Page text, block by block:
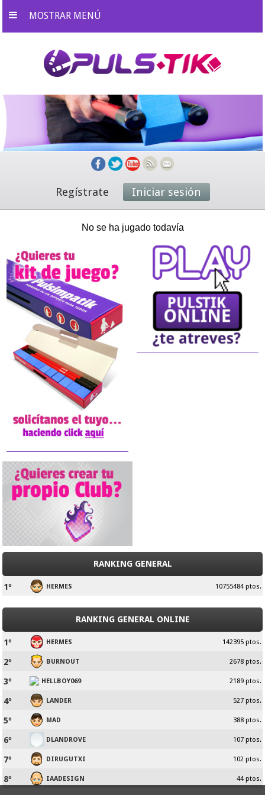
MOSTRAR MENÚ
Regístrate Iniciar sesión
No se ha jugado todavía
RANKING GENERAL
1º HERMES 10755484 ptos.
RANKING GENERAL ONLINE
1º HERMES 142395 ptos.
2º BURNOUT 2678 ptos.
3º HELLBOY069 2189 ptos.
4º LANDER 527 ptos.
5º MAD 388 ptos.
6º DLANDROVE 107 ptos.
7º DIRUGUTXI 102 ptos.
8º IAADESIGN 44 ptos.